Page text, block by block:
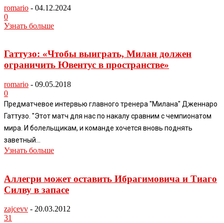
romario - 04.12.2024
0
Узнать больше
Гаттузо: «Чтобы выиграть, Милан должен
ограничить Ювентус в пространстве»
romario - 09.05.2018
0
Предматчевое интервью главного тренера "Милана" Дженнаро
Гаттузо. "Этот матч для нас по накалу сравним с чемпионатом
мира. И болельщикам, и команде хочется вновь поднять
заветный...
Узнать больше
Аллегри может оставить Ибрагимовича и Тиаго
Силву в запасе
zajcevv - 20.03.2012
31